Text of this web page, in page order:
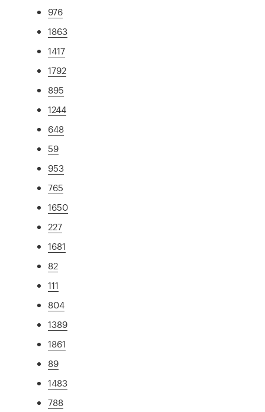
976
1863
1417
1792
895
1244
648
59
953
765
1650
227
1681
82
111
804
1389
1861
89
1483
788